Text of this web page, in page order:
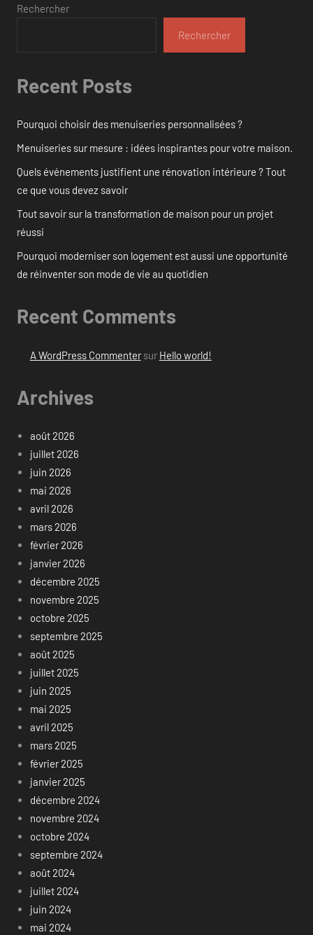
Rechercher
Rechercher
Recent Posts
Pourquoi choisir des menuiseries personnalisées ?
Menuiseries sur mesure : idées inspirantes pour votre maison.
Quels événements justifient une rénovation intérieure ? Tout
ce que vous devez savoir
Tout savoir sur la transformation de maison pour un projet
réussi
Pourquoi moderniser son logement est aussi une opportunité
de réinventer son mode de vie au quotidien
Recent Comments
A WordPress Commentersur Hello world!
Archives
août 2026
juillet 2026
juin 2026
mai 2026
avril 2026
mars 2026
février 2026
janvier 2026
décembre 2025
novembre 2025
octobre 2025
septembre 2025
août 2025
juillet 2025
juin 2025
mai 2025
avril 2025
mars 2025
février 2025
janvier 2025
décembre 2024
novembre 2024
octobre 2024
septembre 2024
août 2024
juillet 2024
juin 2024
mai 2024